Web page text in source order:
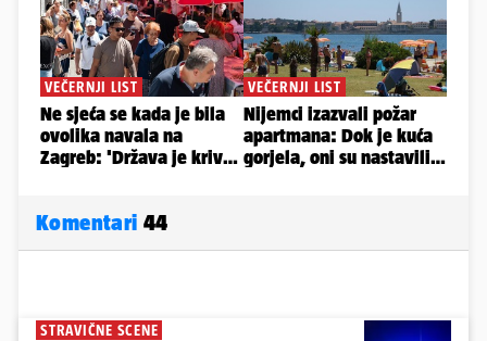
Komentari 44
STRAVIČNE SCENE